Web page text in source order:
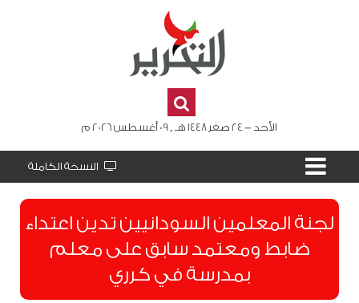
الأحد - 24 صفر 1448 هـ , 09 أغسطس 2026 م
النسخة الكاملة
لجنة المعلمين السودانيين تدين اعتداء
ضابط ومعتمد سابق على معلم
بمدرسة في كرري